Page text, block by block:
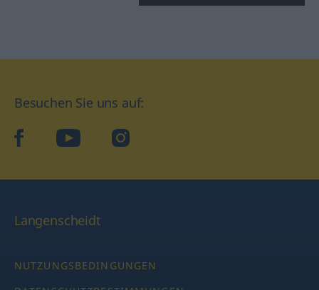
Besuchen Sie uns auf:
facebookYouTube Instagram
Langenscheidt
NUTZUNGSBEDINGUNGEN